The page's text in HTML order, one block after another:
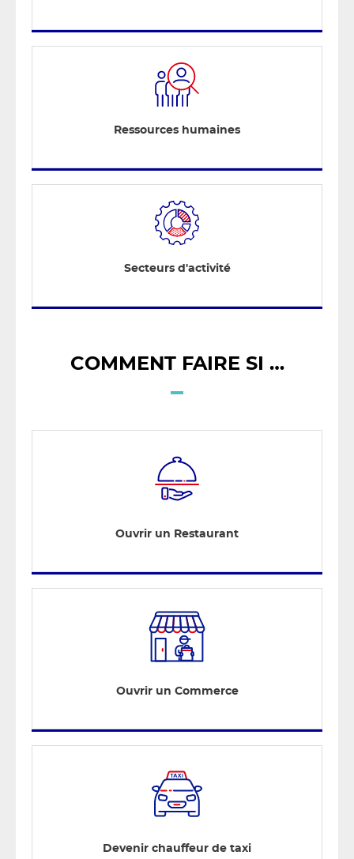
Ressources humaines
Secteurs d'activité
COMMENT FAIRE SI …
Ouvrir un Restaurant
Ouvrir un Commerce
Devenir chauffeur de taxi